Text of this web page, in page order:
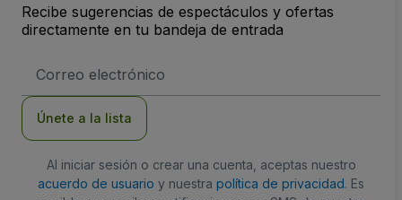
Recibe sugerencias de espectáculos y ofertas
directamente en tu bandeja de entrada
de
Únete a la lista
Al iniciar sesión o crear una cuenta, aceptas nuestro
acuerdo de usuario y nuestra política de privacidad. Es